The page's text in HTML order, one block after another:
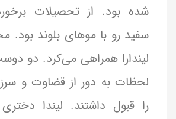
شده بود. از تحصیلات
سفید رو با موهای بلوند بود.
لیندارا همراهی می‌کرد. دو
لحظات به دور از قضاوت و
را قبول داشتند. لیندا